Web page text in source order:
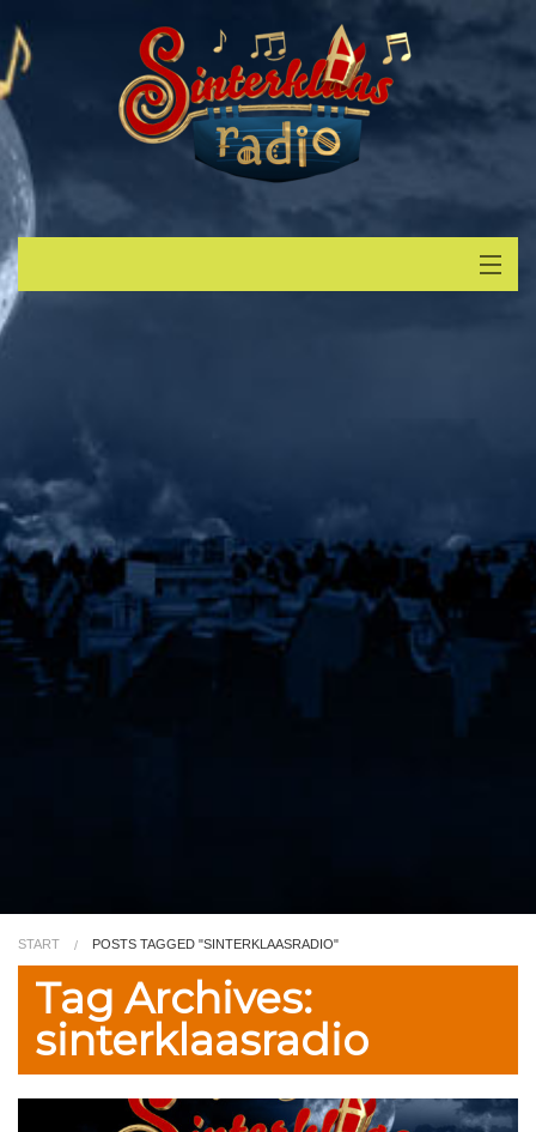
Verzoek
Video
Kleurplaat
TV
START POSTS TAGGED "SINTERKLAASRADIO"
Tag Archives:
sinterklaasradio